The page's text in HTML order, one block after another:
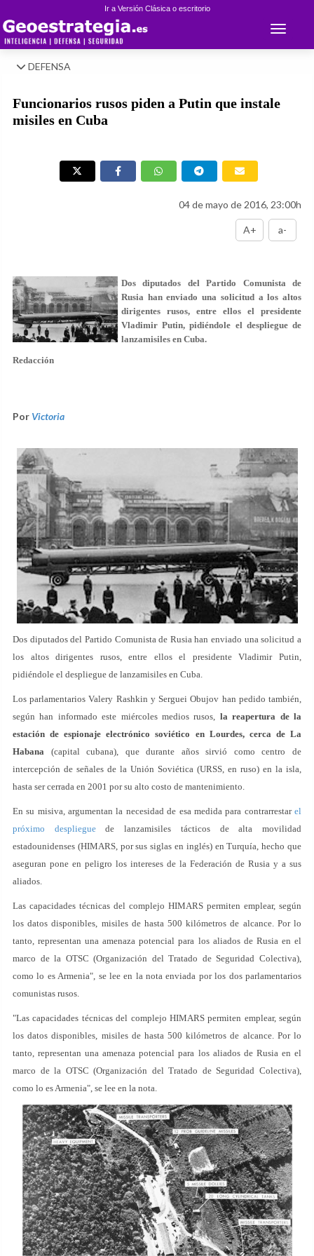
Ir a Versión Clásica o escritorio
Toggle
DEFENSA
Funcionarios rusos piden a Putin que instale
misiles en Cuba
04 de mayo de 2016, 23:00h
A+ a-
Dos diputados del Partido Comunista de
Rusia han enviado una solicitud a los altos
dirigentes rusos, entre ellos el presidente
Vladimir Putin, pidiéndole el despliegue de
lanzamisiles en Cuba.
Redacción
Por Victoria
Dos diputados del Partido Comunista de Rusia han enviado una solicitud a
los altos dirigentes rusos, entre ellos el presidente Vladimir Putin,
pidiéndole el despliegue de lanzamisiles en Cuba.
Los parlamentarios Valery Rashkin y Serguei Obujov han pedido también,
según han informado este miércoles medios rusos, la reapertura de la
estación de espionaje electrónico soviético en Lourdes, cerca de La
Habana (capital cubana), que durante años sirvió como centro de
intercepción de señales de la Unión Soviética (URSS, en ruso) en la isla,
hasta ser cerrada en 2001 por su alto costo de mantenimiento.
En su misiva, argumentan la necesidad de esa medida para contrarrestar el
próximo desplieguede lanzamisiles tácticos de alta movilidad
estadounidenses (HIMARS, por sus siglas en inglés) en Turquía, hecho que
aseguran pone en peligro los intereses de la Federación de Rusia y a sus
aliados.
Las capacidades técnicas del complejo HIMARS permiten emplear, según
los datos disponibles, misiles de hasta 500 kilómetros de alcance. Por lo
tanto, representan una amenaza potencial para los aliados de Rusia en el
marco de la OTSC (Organización del Tratado de Seguridad Colectiva),
como lo es Armenia", se lee en la nota enviada por los dos parlamentarios
comunistas rusos.
"Las capacidades técnicas del complejo HIMARS permiten emplear, según
los datos disponibles, misiles de hasta 500 kilómetros de alcance. Por lo
tanto, representan una amenaza potencial para los aliados de Rusia en el
marco de la OTSC (Organización del Tratado de Seguridad Colectiva),
como lo es Armenia", se lee en la nota.